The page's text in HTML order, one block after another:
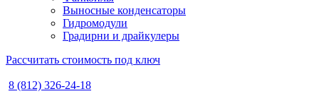
Выносные конденсаторы
Гидромодули
Градирни и драйкулеры
Рассчитать стоимость под ключ
8 (812) 326-24-18